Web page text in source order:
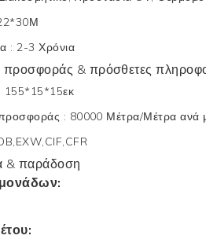
: 2-3 Χρόνια
προσφοράς & πρόσθετες
155*15*15εκ
: 80000 Μέτρα/Μέτρα ανά
& παράδοση